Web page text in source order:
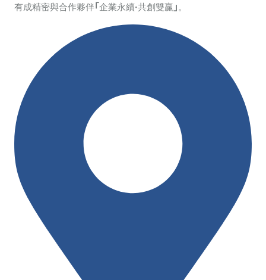
有成精密與合作夥伴｢企業永續·共創雙贏｣。